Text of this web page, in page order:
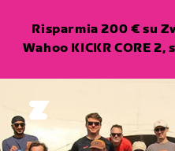
Risparmia 200 € su
Wahoo KICKR CORE